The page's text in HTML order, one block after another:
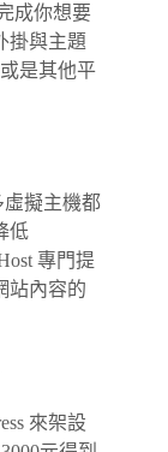
成你想要
掛與主題
是其他平
虛擬主機都
低
專門提
站內容的
來架設